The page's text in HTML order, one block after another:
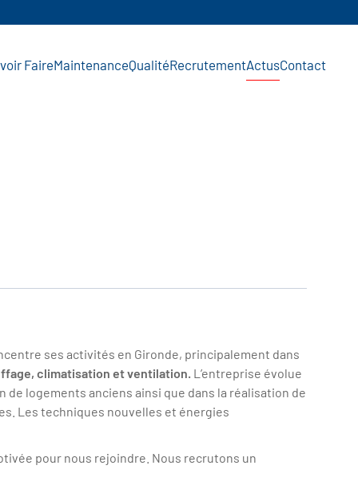
FaireMaintenanceQualitéRecrutementActusContact
ses activités en Gironde, principalement dans
climatisation et ventilation. L’entreprise évolue
logements anciens ainsi que dans la réalisation de
Les techniques nouvelles et énergies
pour nous rejoindre. Nous recrutons un